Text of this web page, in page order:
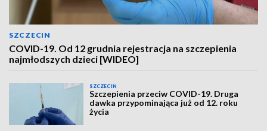
SZCZECIN
COVID-19. Od 12 grudnia rejestracja na szczepienia
najmłodszych dzieci [WIDEO]
SZCZECIN
Szczepienia przeciw COVID-19. Druga
dawka przypominająca już od 12. roku
życia